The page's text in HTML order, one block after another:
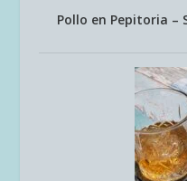
Pollo en Pepitoria –